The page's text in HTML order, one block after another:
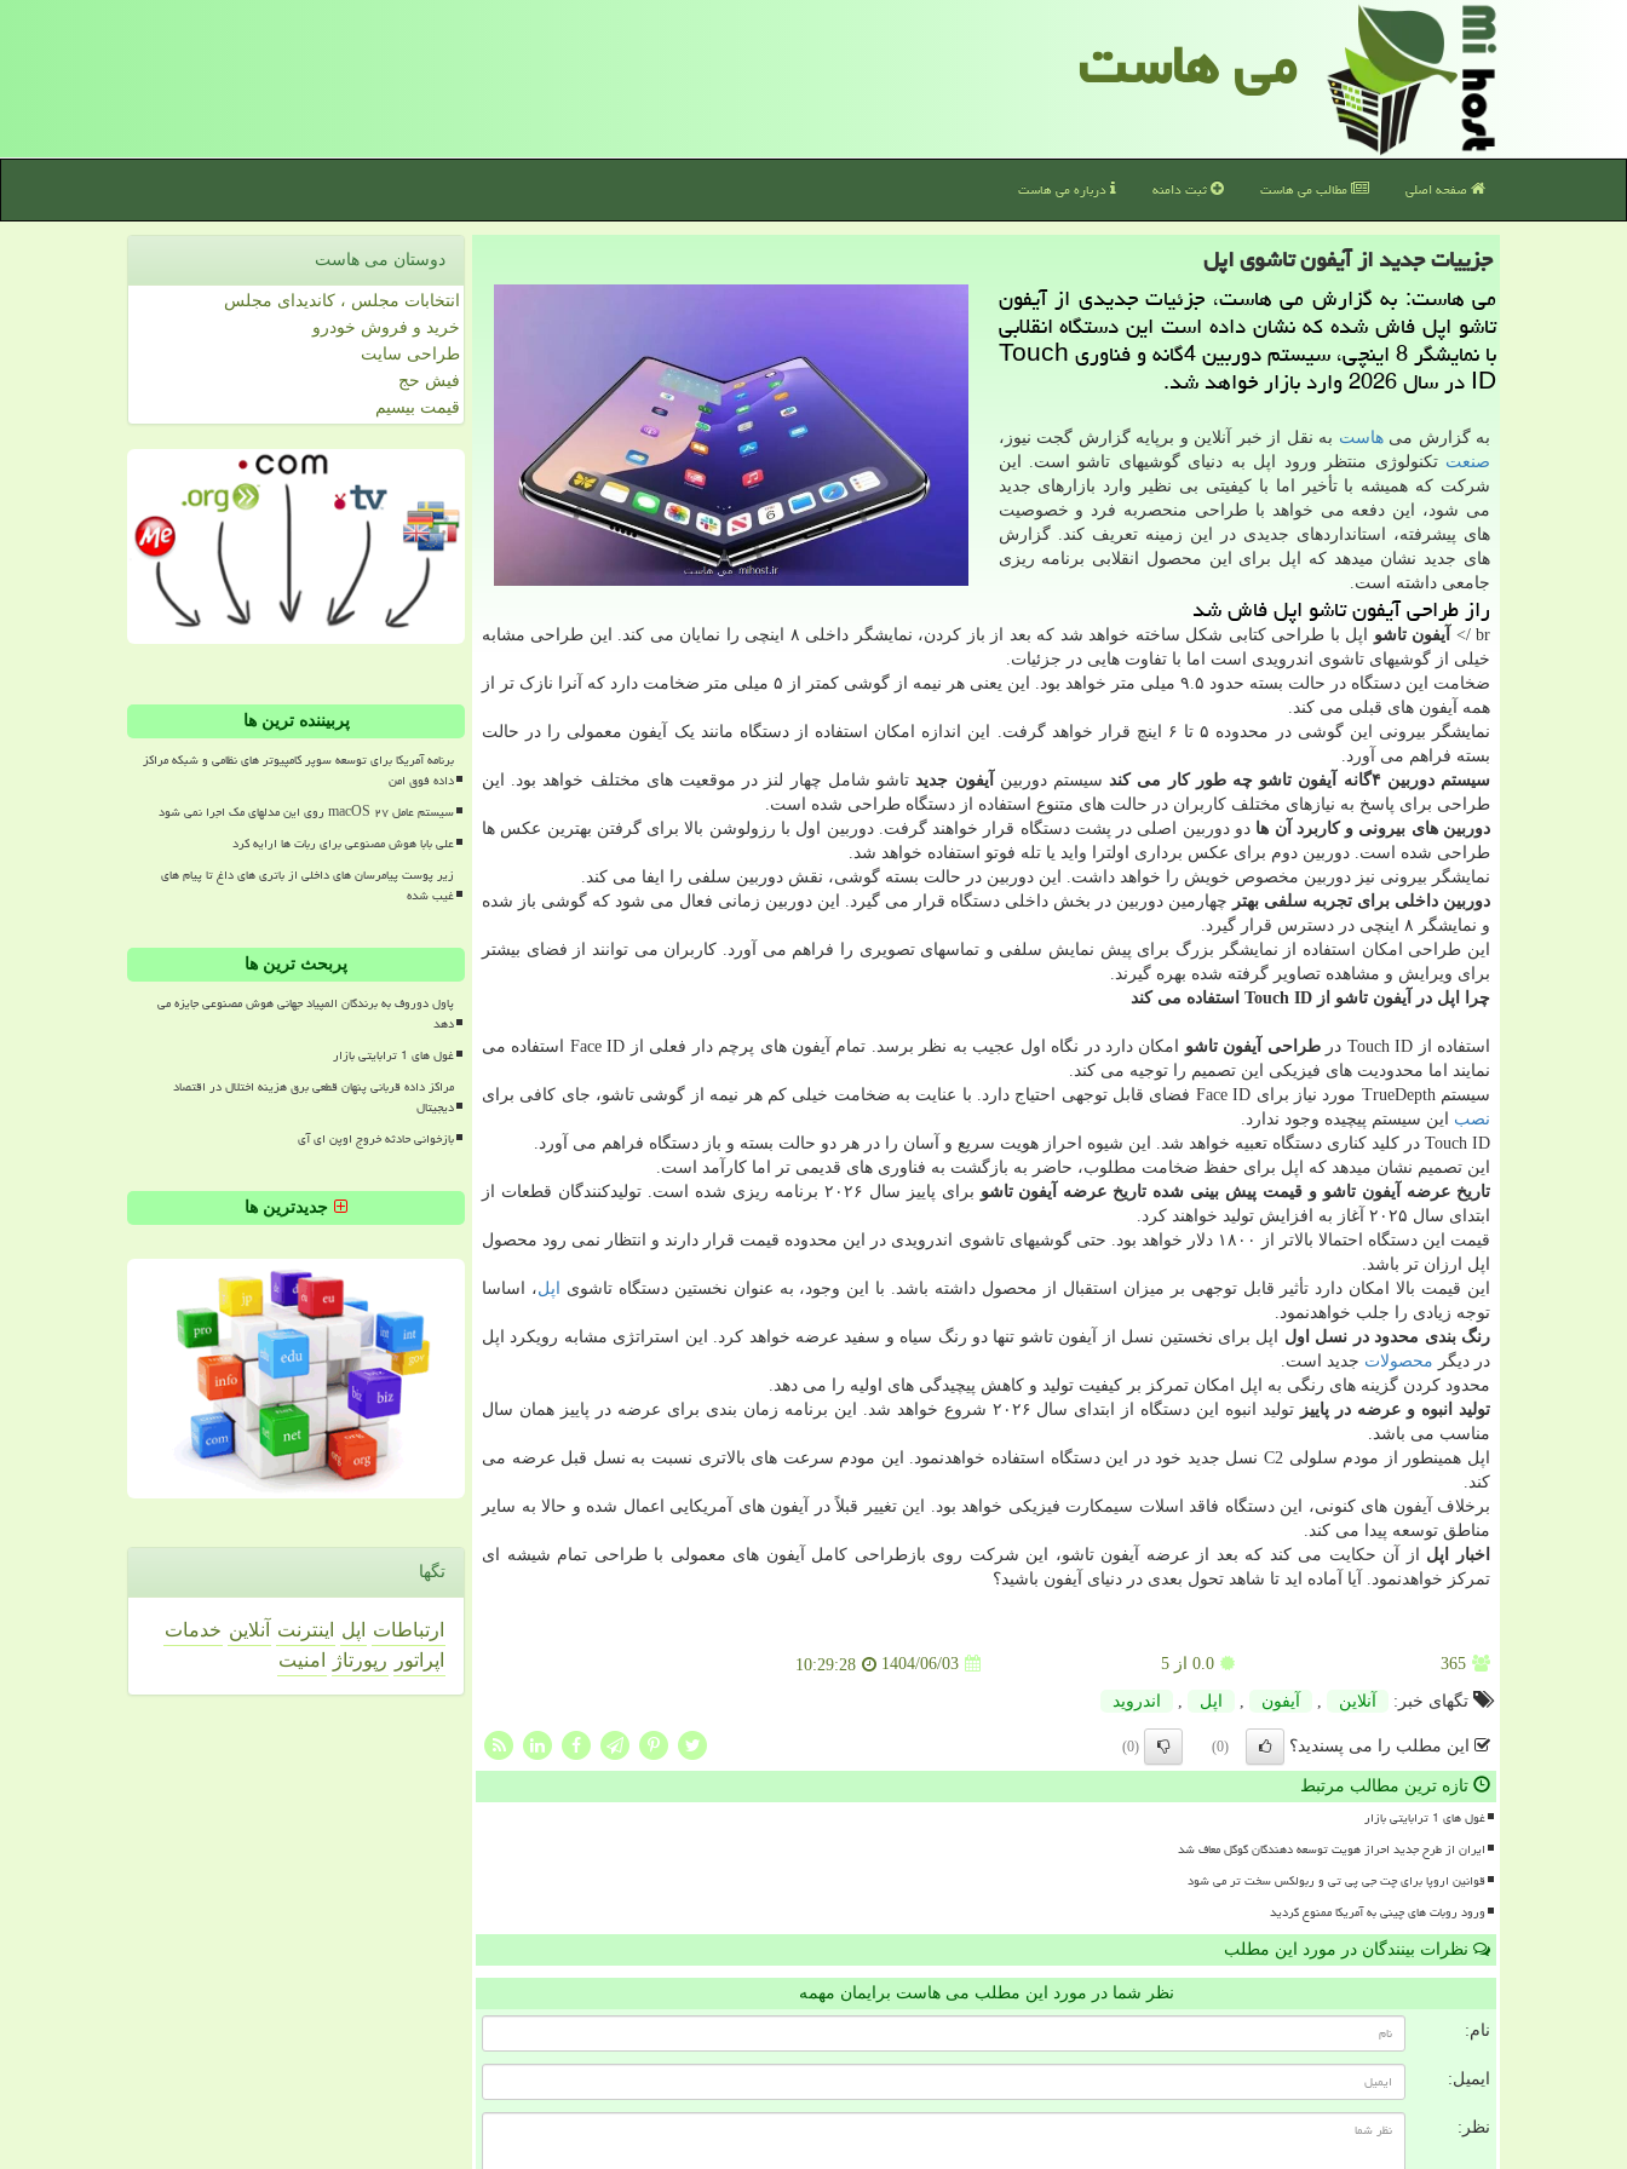
می هاست
صفحه اصلی مطالب می هاست ثبت دامنه درباره می هاست
جزییات جدید از آیفون تاشوی اپل
می هاست: به گزارش می هاست، جزئیات جدیدی از آیفون
تاشو اپل فاش شده که نشان داده است این دستگاه انقلابی
با نمایشگر 8 اینچی، سیستم دوربین 4گانه و فناوری Touch
ID در سال 2026 وارد بازار خواهد شد.
به گزارش میهاست به نقل از خبر آنلاین و برپایه گزارش گجت نیوز،
صنعت تکنولوژی منتظر ورود اپل به دنیای گوشیهای تاشو است. این
شرکت که همیشه با تأخیر اما با کیفیتی بی نظیر وارد بازارهای جدید
می شود، این دفعه می خواهد با طراحی منحصربه فرد و خصوصیت
های پیشرفته، استانداردهای جدیدی در این زمینه تعریف کند. گزارش
های جدید نشان میدهد که اپل برای این محصول انقلابی برنامه ریزی
جامعی داشته است.
راز طراحی آیفون تاشو اپل فاش شد
br /> آیفون تاشو
اپل با طراحی کتابی شکل ساخته خواهد شد که بعد از باز کردن، نمایشگر داخلی ۸ اینچی را نمایان می کند. این طراحی مشابه
خیلی از گوشیهای تاشوی اندرویدی است اما با تفاوت هایی در جزئیات.
ضخامت این دستگاه در حالت بسته حدود ۹.۵ میلی متر خواهد بود. این یعنی هر نیمه از گوشی کمتر از ۵ میلی متر ضخامت دارد که آنرا نازک تر از
همه آیفون های قبلی می کند.
نمایشگر بیرونی این گوشی در محدوده ۵ تا ۶ اینچ قرار خواهد گرفت. این اندازه امکان استفاده از دستگاه مانند یک آیفون معمولی را در حالت
بسته فراهم می آورد.
سیستم دوربین ۴گانه آیفون تاشو چه طور کار می کند
سیستم دوربین آیفون جدیدتاشو شامل چهار لنز در موقعیت های مختلف خواهد بود. این
طراحی برای پاسخ به نیازهای مختلف کاربران در حالت های متنوع استفاده از دستگاه طراحی شده است.
دوربین های بیرونی و کاربرد آن ها دو دوربین اصلی در پشت دستگاه قرار خواهند گرفت. دوربین اول با رزولوشن بالا برای گرفتن بهترین عکس ها
طراحی شده است. دوربین دوم برای عکس برداری اولترا واید یا تله فوتو استفاده خواهد شد.
نمایشگر بیرونی نیز دوربین مخصوص خویش را خواهد داشت. این دوربین در حالت بسته گوشی، نقش دوربین سلفی را ایفا می کند.
دوربین داخلی برای تجربه سلفی بهتر چهارمین دوربین در بخش داخلی دستگاه قرار می گیرد. این دوربین زمانی فعال می شود که گوشی باز شده
و نمایشگر ۸ اینچی در دسترس قرار گیرد.
این طراحی امکان استفاده از نمایشگر بزرگ برای پیش نمایش سلفی و تماسهای تصویری را فراهم می آورد. کاربران می توانند از فضای بیشتر
برای ویرایش و مشاهده تصاویر گرفته شده بهره گیرند.
چرا اپل در آیفون تاشو از Touch ID استفاده می کند
استفاده از Touch ID در طراحی آیفون تاشو
امکان دارد در نگاه اول عجیب به نظر برسد. تمام آیفون های پرچم دار فعلی از Face ID استفاده می
نمایند اما محدودیت های فیزیکی این تصمیم را توجیه می کند.
سیستم TrueDepth مورد نیاز برای Face ID فضای قابل توجهی احتیاج دارد. با عنایت به ضخامت خیلی کم هر نیمه از گوشی تاشو، جای کافی برای
نصب این سیستم پیچیده وجود ندارد.
Touch ID در کلید کناری دستگاه تعبیه خواهد شد. این شیوه احراز هویت سریع و آسان را در هر دو حالت بسته و باز دستگاه فراهم می آورد.
این تصمیم نشان میدهد که اپل برای حفظ ضخامت مطلوب، حاضر به بازگشت به فناوری های قدیمی تر اما کارآمد است.
تاریخ عرضه آیفون تاشو و قیمت پیش بینی شده تاریخ عرضه آیفون تاشو
برای پاییز سال ۲۰۲۶ برنامه ریزی شده است. تولیدکنندگان قطعات از
ابتدای سال ۲۰۲۵ آغاز به افزایش تولید خواهند کرد.
قیمت این دستگاه احتمالا بالاتر از ۱۸۰۰ دلار خواهد بود. حتی گوشیهای تاشوی اندرویدی در این محدوده قیمت قرار دارند و انتظار نمی رود محصول
اپل ارزان تر باشد.
این قیمت بالا امکان دارد تأثیر قابل توجهی بر میزان استقبال از محصول داشته باشد. با این وجود، به عنوان نخستین دستگاه تاشوی
اپل، اساسا
توجه زیادی را جلب خواهدنمود.
رنگ بندی محدود در نسل اول اپل برای نخستین نسل از آیفون تاشو تنها دو رنگ سیاه و سفید عرضه خواهد کرد. این استراتژی مشابه رویکرد اپل
در دیگر محصولات جدید است.
محدود کردن گزینه های رنگی به اپل امکان تمرکز بر کیفیت تولید و کاهش پیچیدگی های اولیه را می دهد.
تولید انبوه و عرضه در پاییز
تولید انبوه این دستگاه از ابتدای سال ۲۰۲۶ شروع خواهد شد. این برنامه زمان بندی برای عرضه در پاییز همان سال
مناسب می باشد.
اپل همینطور از مودم سلولی C2 نسل جدید خود در این دستگاه استفاده خواهدنمود. این مودم سرعت های بالاتری نسبت به نسل قبل عرضه می
کند.
برخلاف آیفون های کنونی، این دستگاه فاقد اسلات سیمکارت فیزیکی خواهد بود. این تغییر قبلاً در آیفون های آمریکایی اعمال شده و حالا به سایر
مناطق توسعه پیدا می کند.
اخبار اپل از آن حکایت می کند که بعد از عرضه آیفون تاشو، این شرکت روی بازطراحی کامل آیفون های معمولی با طراحی تمام شیشه ای
تمرکز خواهدنمود. آیا آماده اید تا شاهد تحول بعدی در دنیای آیفون باشید؟
365
0.0از 5 1404/06/03
10:29:28
تگهای خبر:
آنلاین آیفون اپل اندروید
این مطلب را می پسندید؟ (0)
(0)
تازه ترین مطالب مرتبط
غول های 1 ترابایتی بازار
ایران از طرح جدید احراز هویت توسعه دهندگان گوگل معاف شد
قوانین اروپا برای چت جی پی تی و ربولکس سخت تر می شود
ورود روبات های چینی به آمریکا ممنوع گردید
نظرات بینندگان در مورد این مطلب
نظر شما در مورد این مطلب می هاست برایمان مهمه
نام:
ایمیل:
نظر:
دوستان می هاست
انتخابات مجلس ، کاندیدای مجلس
خرید و فروش خودرو
طراحی سایت
فیش حج
قیمت بیسیم
پربیننده ترین ها
برنامه آمریکا برای توسعه سوپر کامپیوتر های نظامی و شبکه مراکز
داده فوق امن
سیستم عامل macOS ۲۷ روی این مدلهای مک اجرا نمی شود
علی بابا هوش مصنوعی برای ربات ها ارایه کرد
زیر پوست پیامرسان های داخلی از باتری های داغ تا پیام های
غیب شده
پربحث ترین ها
پاول دوروف به برندگان المپیاد جهانی هوش مصنوعی جایزه می
دهد
غول های 1 ترابایتی بازار
مراکز داده قربانی پنهان قطعی برق هزینه اختلال در اقتصاد
دیجیتال
بازخوانی حادثه خروج اوپن ای آی
جدیدترین ها
تگها
ارتباطات اپل اینترنت آنلاین خدمات
اپراتور
رپورتاژ امنیت